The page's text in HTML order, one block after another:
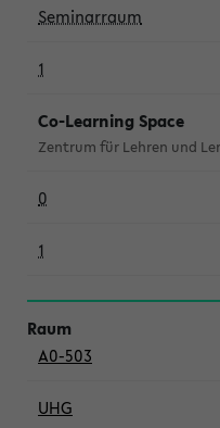
Seminarraum
1
Co-Learning Space
Zentrum für Lehren und
0
1
A0-503
UHG